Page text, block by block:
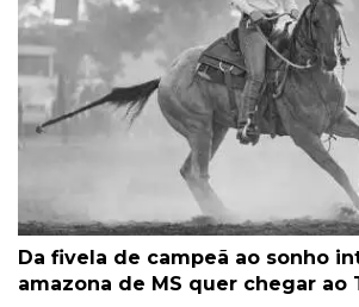
Da fivela de campeã ao sonho
amazona de MS quer chegar ao